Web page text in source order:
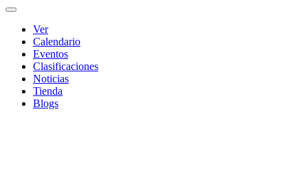
Ver
Calendario
Eventos
Clasificaciones
Noticias
Tienda
Blogs